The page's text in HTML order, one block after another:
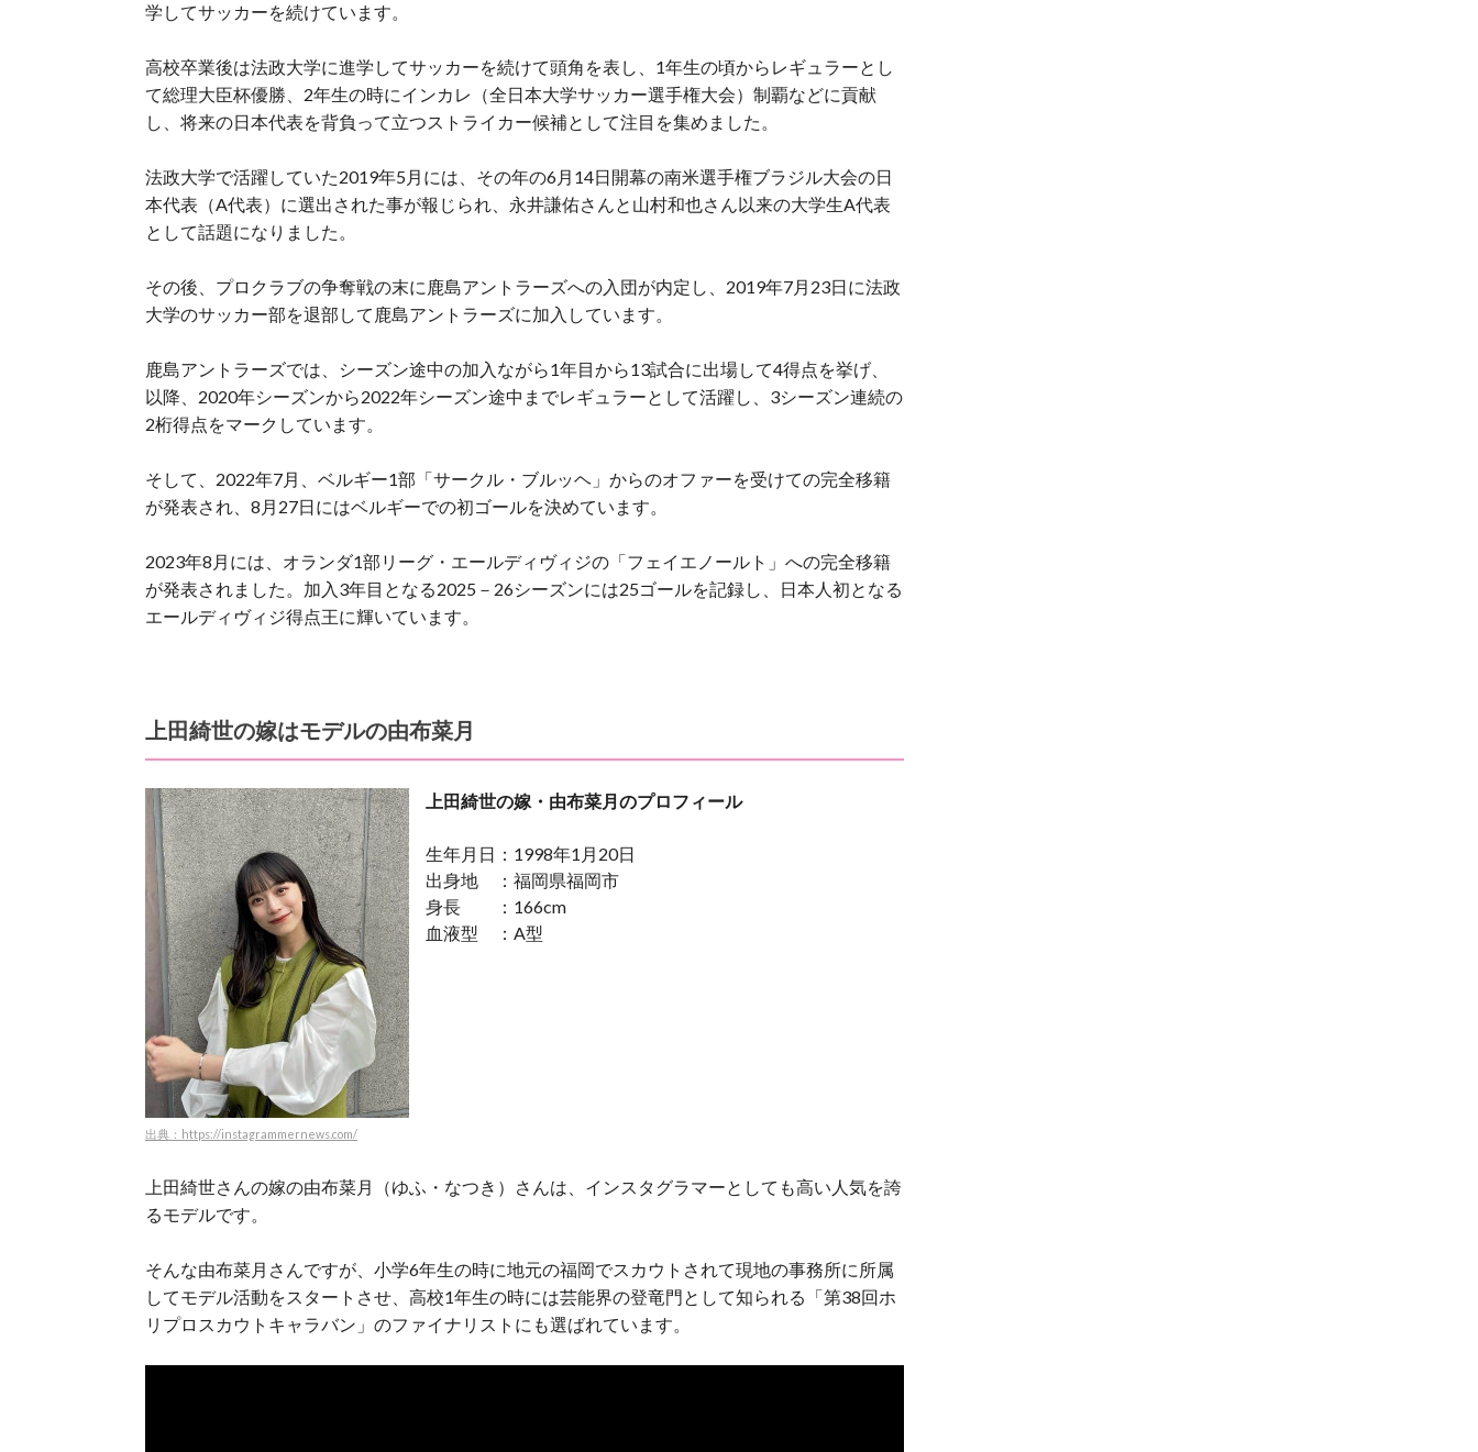
学してサッカーを続けています。
高校卒業後は法政大学に進学してサッカーを続けて頭角を表し、1年生の頃からレギュラーとし
て総理大臣杯優勝、2年生の時にインカレ（全日本大学サッカー選手権大会）制覇などに貢献
し、将来の日本代表を背負って立つストライカー候補として注目を集めました。
法政大学で活躍していた2019年5月には、その年の6月14日開幕の南米選手権ブラジル大会の日
本代表（A代表）に選出された事が報じられ、永井謙佑さんと山村和也さん以来の大学生A代表
として話題になりました。
その後、プロクラブの争奪戦の末に鹿島アントラーズへの入団が内定し、2019年7月23日に法政
大学のサッカー部を退部して鹿島アントラーズに加入しています。
鹿島アントラーズでは、シーズン途中の加入ながら1年目から13試合に出場して4得点を挙げ、
以降、2020年シーズンから2022年シーズン途中までレギュラーとして活躍し、3シーズン連続の
2桁得点をマークしています。
そして、2022年7月、ベルギー1部「サークル・ブルッヘ」からのオファーを受けての完全移籍
が発表され、8月27日にはベルギーでの初ゴールを決めています。
2023年8月には、オランダ1部リーグ・エールディヴィジの「フェイエノールト」への完全移籍
が発表されました。加入3年目となる2025－26シーズンには25ゴールを記録し、日本人初となる
エールディヴィジ得点王に輝いています。
上田綺世の嫁はモデルの由布菜月
出典：https://instagrammernews.com/
上田綺世の嫁・由布菜月のプロフィール
生年月日：1998年1月20日
出身地 ：福岡県福岡市
身長 ：166cm
血液型 ：A型
上田綺世さんの嫁の由布菜月（ゆふ・なつき）さんは、インスタグラマーとしても高い人気を誇
るモデルです。
そんな由布菜月さんですが、小学6年生の時に地元の福岡でスカウトされて現地の事務所に所属
してモデル活動をスタートさせ、高校1年生の時には芸能界の登竜門として知られる「第38回ホ
リプロスカウトキャラバン」のファイナリストにも選ばれています。